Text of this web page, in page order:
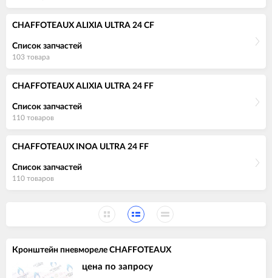
CHAFFOTEAUX ALIXIA ULTRA 24 CF
Список запчастей
103 товара
CHAFFOTEAUX ALIXIA ULTRA 24 FF
Список запчастей
110 товаров
CHAFFOTEAUX INOA ULTRA 24 FF
Список запчастей
110 товаров
Кронштейн пневмореле CHAFFOTEAUX
цена по запросу